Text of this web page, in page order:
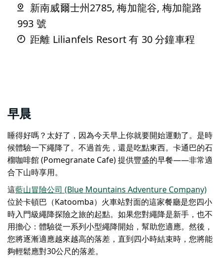
新南威爾士州2785, 梅加龍谷, 梅加龍路
993 號
距離 Lilianfels Resort 有 30 分鐘車程
早晨
睡得好嗎？太好了，因為今天早上你就要開始運動了。是時
候體驗一下繩降了。不過首先，還是吃點東西。卡通巴的石
榴咖啡館 (Pomegranate Cafe) 提供豐盛的早餐——非常適
合下山時享用。
這藍山冒險公司 (Blue Mountains Adventure Company)
位於卡頓巴（Katoomba）火車站對面的這家餐廳是您四小
時入門級繩降探險之旅的起點。如果您對繩降是新手，也不
用擔心：體驗從一系列小型繩降開始，幫助您適應。然後，
您將逐漸適應越來越高的落差，直到四小時結束時，您將能
夠輕鬆應對30公尺的落差。